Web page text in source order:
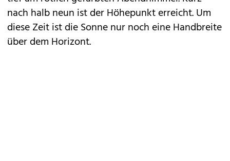
nach halb neun ist der Höhepunkt erreicht. Um
diese Zeit ist die Sonne nur noch eine Handbreite
über dem Horizont.